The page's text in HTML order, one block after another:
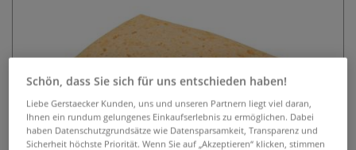
Schön, dass Sie sich für uns entschieden haben!
Liebe Gerstaecker Kunden, uns und unseren Partnern liegt viel daran,
Ihnen ein rundum gelungenes Einkaufserlebnis zu ermöglichen. Dabei
haben Datenschutzgrundsätze wie Datensparsamkeit, Transparenz und
Sicherheit höchste Priorität. Wenn Sie auf „Akzeptieren“ klicken, stimmen